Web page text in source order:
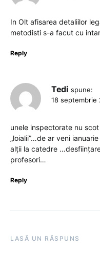
In Olt afisarea detaliilor
metodisti s-a facut cu
Reply
Tedi spune:
18 septembrie
unele inspectorate nu
„loialii”…de ar veni
alții la catedre
profesori…
Reply
LASĂ UN RĂSPUNS